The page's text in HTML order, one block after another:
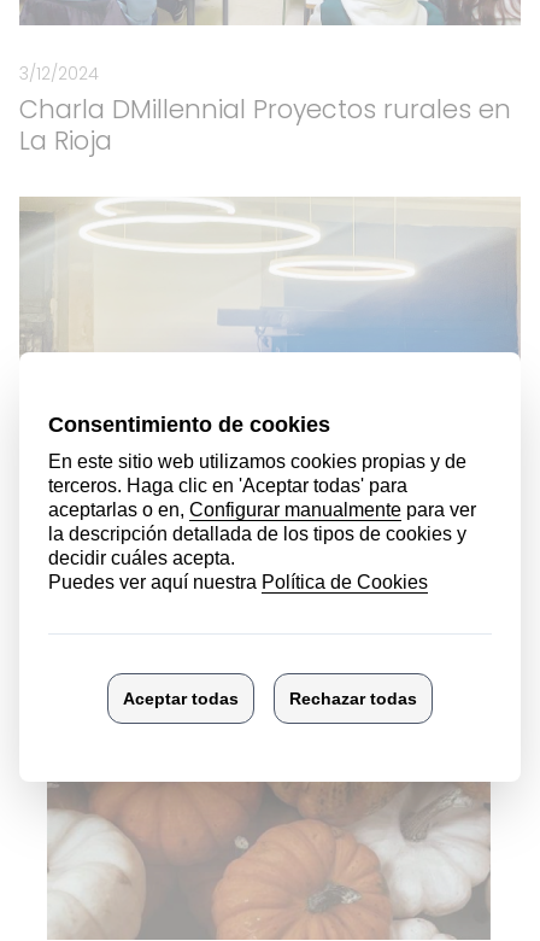
3/12/2024
Charla DMillennial Proyectos rurales en
La Rioja
2/12/2024
Taller de inteligencia emocional